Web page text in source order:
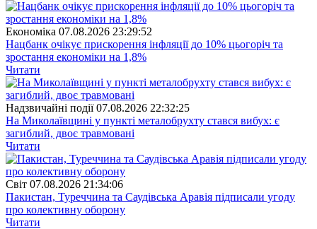
Економіка 07.08.2026 23:29:52
Нацбанк очікує прискорення інфляції до 10% цьогоріч та
зростання економіки на 1,8%
Читати
Надзвичайні події 07.08.2026 22:32:25
На Миколаївщині у пункті металобрухту стався вибух: є
загиблий, двоє травмовані
Читати
Свiт 07.08.2026 21:34:06
Пакистан, Туреччина та Саудівська Аравія підписали угоду
про колективну оборону
Читати